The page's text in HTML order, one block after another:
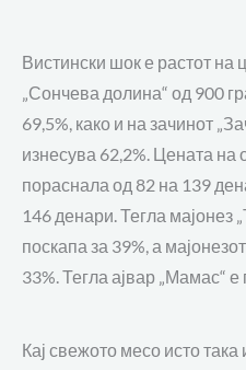
Вистински шок е растот на
„Сончева долина“ од 900
69,5%, како и на зачинот
изнесува 62,2% . Цената на
пораснала од 82 на 139
146 денари Тегла мајонез
поскапа за 39%, а
33%. Тегла ајвар „Мамас“ е
Кај свежото месо исто